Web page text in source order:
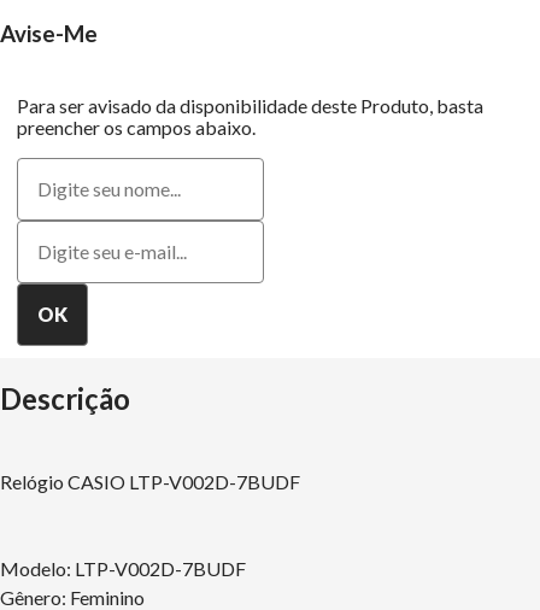
Avise-Me
Para ser avisado da disponibilidade deste Produto, basta
preencher os campos abaixo.
Descrição
Relógio CASIO LTP-V002D-7BUDF
Modelo: LTP-V002D-7BUDF
Gênero: Feminino